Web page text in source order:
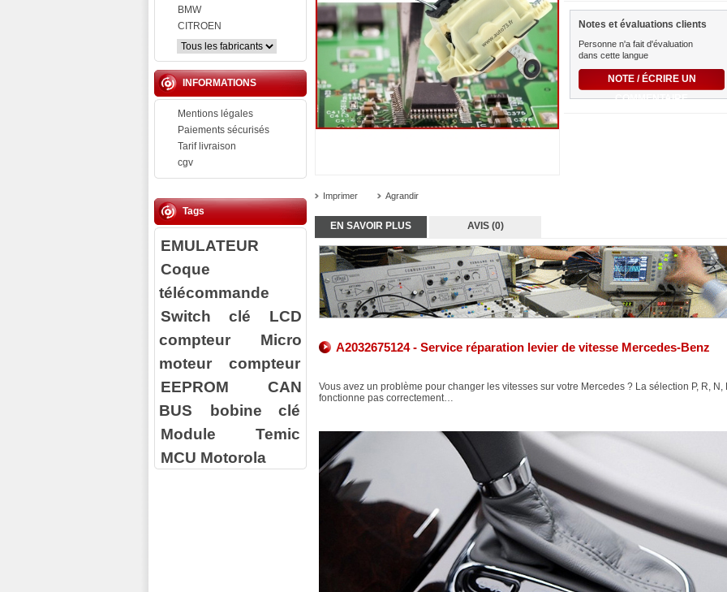
BMW
CITROEN
INFORMATIONS
Mentions légales
Paiements sécurisés
Tarif livraison
cgv
Tags
EMULATEUR
Coque
télécommande
Switch clé
LCD
compteur
Micro
moteur compteur
EEPROM
CAN
BUS
bobine clé
Module Temic
MCU Motorola
Imprimer Agrandir
Notes et évaluations clients
Personne n'a fait d'évaluation
dans cette langue
NOTE / ÉCRIRE UN
COMMENTAIRE
EN SAVOIR PLUS AVIS (0)
A2032675124 - Service réparation levier de vitesse Mercedes-Benz
Vous avez un problème pour changer les vitesses sur votre Mercedes ? La sélection P, R, N,
fonctionne pas correctement…